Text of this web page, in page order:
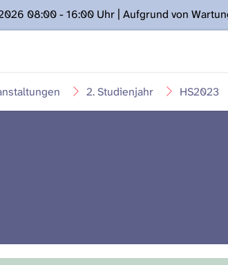
08:00 - 16:00 Uhr | Aufgrund von
www.podcast.unibe.ch
HS2023
2. Studienjahr